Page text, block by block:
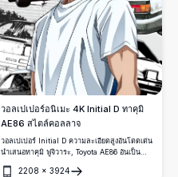
วอลเปเปอร์อนิเมะ 4K Initial D ทาคุมิ
AE86 สไตล์คอลลาจ
วอลเปเปอร์ Initial D ความละเอียดสูงอันโดดเด่น
นำเสนอทาคุมิ ฟูจิวาระ, Toyota AE86 อันเป็น
การจัดวางภาพคอลลาจอนิเมะที่เปี่ยมด้วยพลัง
2208 × 3924